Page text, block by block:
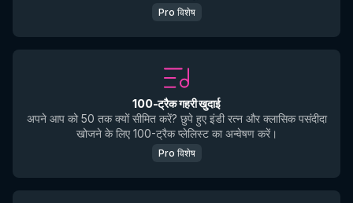
Pro विशेष
100-ट्रैक गहरी खुदाई
अपने आप को 50 तक क्यों सीमित करें? छुपे हुए इंडी रत्न और क्लासिक पसंदीदा
खोजने के लिए 100-ट्रैक प्लेलिस्ट का अन्वेषण करें।
Pro विशेष